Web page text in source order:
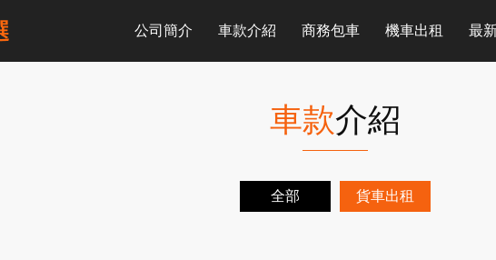
公司簡介 車款介紹 商務包車 機車出租 最
車款介紹
全部 貨車出租